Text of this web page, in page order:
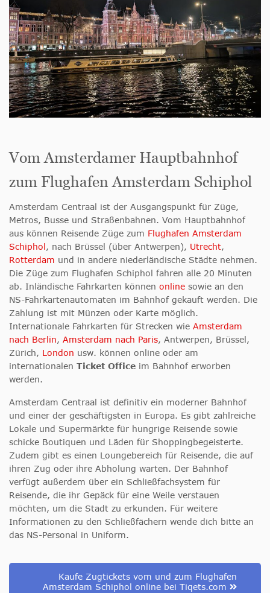
Vom Amsterdamer Hauptbahnhof
zum Flughafen Amsterdam Schiphol
Amsterdam Centraal ist der Ausgangspunkt für Züge,
Metros, Busse und Straßenbahnen. Vom Hauptbahnhof
aus können Reisende Züge zum Flughafen Amsterdam
Schiphol, nach Brüssel (über Antwerpen), Utrecht,
Rotterdam und in andere niederländische Städte nehmen.
Die Züge zum Flughafen Schiphol fahren alle 20 Minuten
ab. Inländische Fahrkarten können online sowie an den
NS-Fahrkartenautomaten im Bahnhof gekauft werden. Die
Zahlung ist mit Münzen oder Karte möglich.
Internationale Fahrkarten für Strecken wie Amsterdam
nach Berlin, Amsterdam nach Paris, Antwerpen, Brüssel,
Zürich, London usw. können online oder am
internationalen Ticket Office im Bahnhof erworben
werden.
Amsterdam Centraal ist definitiv ein moderner Bahnhof
und einer der geschäftigsten in Europa. Es gibt zahlreiche
Lokale und Supermärkte für hungrige Reisende sowie
schicke Boutiquen und Läden für Shoppingbegeisterte.
Zudem gibt es einen Loungebereich für Reisende, die auf
ihren Zug oder ihre Abholung warten. Der Bahnhof
verfügt außerdem über ein Schließfachsystem für
Reisende, die ihr Gepäck für eine Weile verstauen
möchten, um die Stadt zu erkunden. Für weitere
Informationen zu den Schließfächern wende dich bitte an
das NS-Personal in Uniform.
Kaufe Zugtickets vom und zum Flughafen
Amsterdam Schiphol online bei Tiqets.com